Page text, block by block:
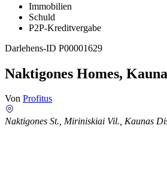
Immobilien
Schuld
P2P-Kreditvergabe
Darlehens-ID P00001629
Naktigones Homes,
Von Profitus
Naktigones St., Miriniskiai Vil., Kaunas